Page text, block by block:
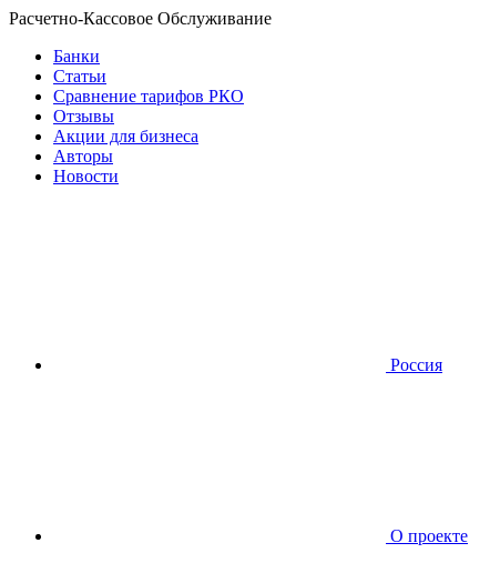
Расчетно-Кассовое Обслуживание
Банки
Статьи
Сравнение тарифов РКО
Отзывы
Акции для бизнеса
Авторы
Новости
Россия
О проекте